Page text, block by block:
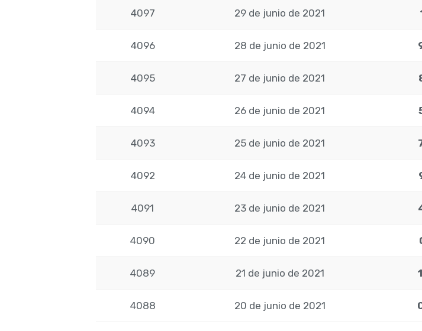
4097 29 de junio de 2021
4096 28 de junio de 2021
4095 27 de junio de 2021
4094 26 de junio de 2021
4093 25 de junio de 2021
4092 24 de junio de 2021
4091 23 de junio de 2021
4090 22 de junio de 2021
4089 21 de junio de 2021
4088 20 de junio de 2021